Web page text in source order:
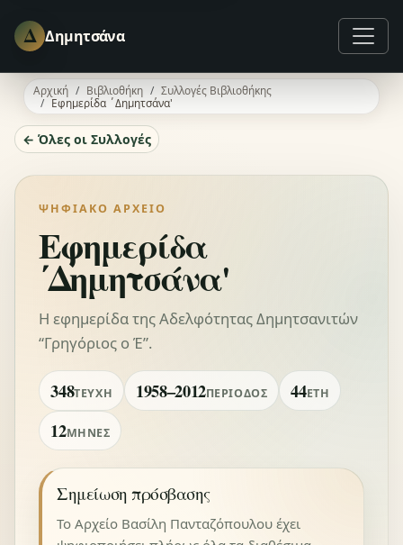
Δ Δημητσάνα
Αρχική Βιβλιοθήκη
Συλλογές Βιβλιοθήκης
Εφημερίδα ΄Δημητσάνα'
← Όλες οι Συλλογές
ΨΗΦΙΑΚΌ ΑΡΧΕΊΟ
Εφημερίδα
΄Δημητσάνα'
Η εφημερίδα της Αδελφότητας Δημητσανιτών
“Γρηγόριος ο Έ”.
348ΤΕΎΧΗ 1958–2012ΠΕΡΊΟΔΟΣ 44ΈΤΗ
12ΜΉΝΕΣ
Σημείωση πρόσβασης
Το Αρχείο Βασίλη Πανταζόπουλου έχει